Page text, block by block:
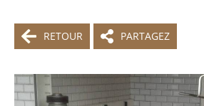
RETOUR PARTAGEZ